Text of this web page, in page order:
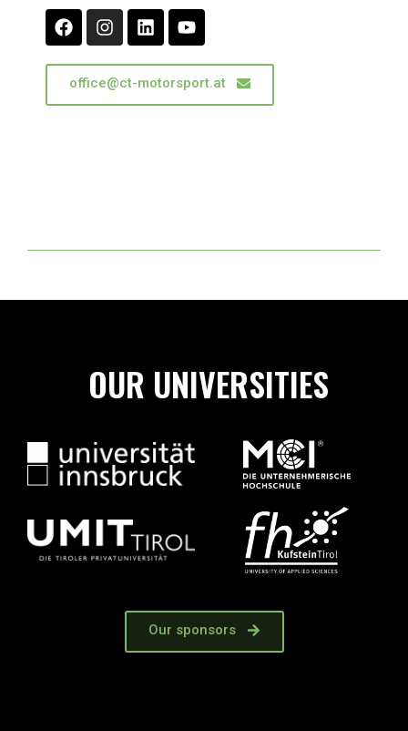
office@ct-motorsport.at
OUR UNIVERSITIES
Our sponsors